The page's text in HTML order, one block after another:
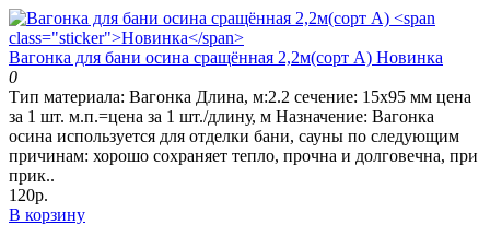
Вагонка для бани осина сращённая 2,2м(сорт А) Новинка
0
Тип материала: Вагонка Длина, м:2.2 сечение: 15х95 мм цена
за 1 шт. м.п.=цена за 1 шт./длину, м Назначение: Вагонка
осина используется для отделки бани, сауны по следующим
причинам: хорошо сохраняет тепло, прочна и долговечна, при
прик..
120р.
В корзину